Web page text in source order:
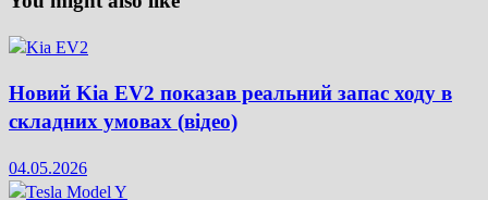
Новий Kia EV2 показав реальний запас ходу в
складних умовах (відео)
04.05.2026